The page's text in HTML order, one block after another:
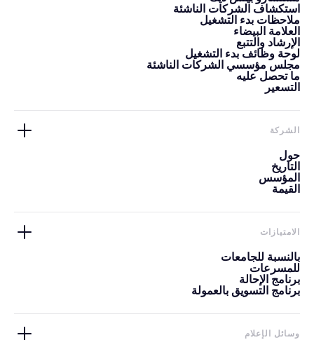
استكشاف الشركات الناشئة
ملاحظات بدء التشغيل
العلامة البيضاء
الإرشاد والتتبع
لوحة وظائف بدء التشغيل
مجلس مؤسسي الشركات الناشئة
ما تحصل عليه
التسعير
الشركة
حول
التاريخ
المؤسس
القيمة
الامتيازات
بالنسبة للجامعات
للمسرعات
برنامج الإحالة
برنامج التسويق بالعمولة
وسائل الإعلام